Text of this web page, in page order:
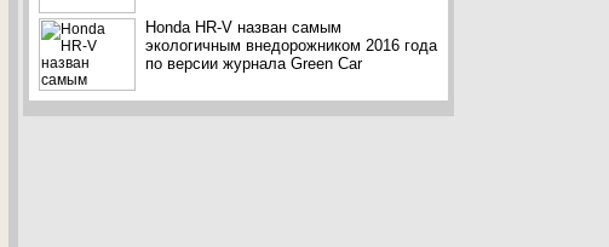
Honda HR-V назван самым
экологичным внедорожником 2016 года
по версии журнала Green Car